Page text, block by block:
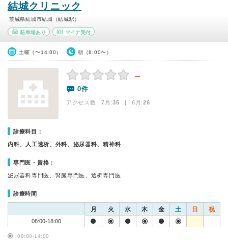
結城クリニック
茨城県結城市結城（結城駅）
駐車場あり マイナ受付
土曜（〜14:00） 朝（8:00〜）
－
0件
アクセス数 7月:35 | 6月:26
診療科目：
内科、人工透析、外科、泌尿器科、精神科
専門医・資格：
泌尿器科専門医、腎臓専門医、透析専門医
診療時間
月 火 水 木 金 土 日 祝
08:00-18:00
08:00-14:00